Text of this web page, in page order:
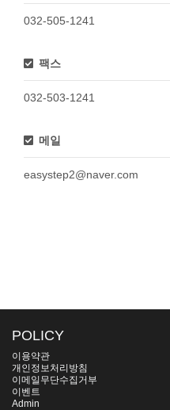
032-505-1241
팩스
032-503-1241
메일
easystep2@naver.com
POLICY
이용약관
개인정보처리방침
이메일무단수집거부
이벤트
Admin